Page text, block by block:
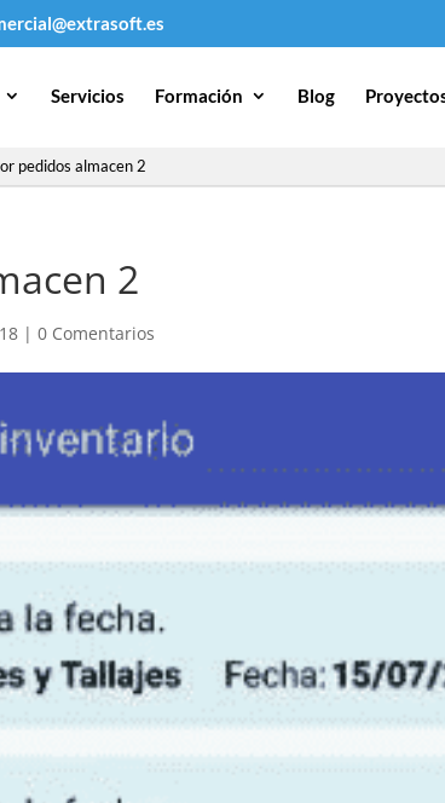
Servicios Formación Blog
pedidos almacen 2
2
|0 Comentarios